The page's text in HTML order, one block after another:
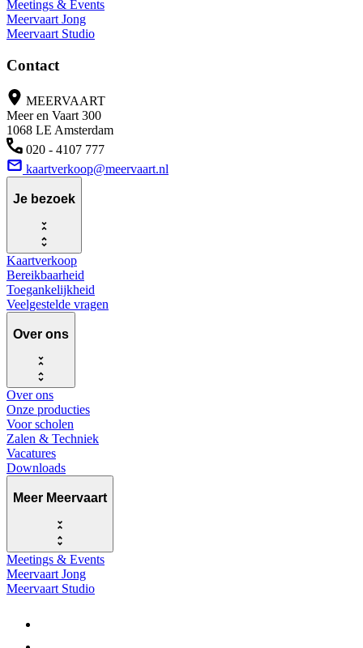
Meetings & Events
Meervaart Jong
Meervaart Studio
Contact
MEERVAART
Meer en Vaart 300
1068 LE Amsterdam
020 - 4107 777
kaartverkoop@meervaart.nl
Je bezoek
Kaartverkoop
Bereikbaarheid
Toegankelijkheid
Veelgestelde vragen
Over ons
Over ons
Onze producties
Voor scholen
Zalen & Techniek
Vacatures
Downloads
Meer Meervaart
Meetings & Events
Meervaart Jong
Meervaart Studio